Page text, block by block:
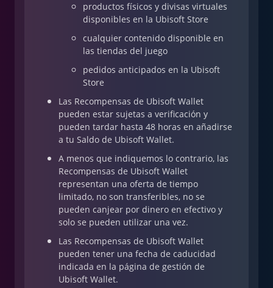
productos físicos y divisas virtuales
disponibles en la Ubisoft Store
cualquier contenido disponible en
las tiendas del juego
pedidos anticipados en la Ubisoft
Store
Las Recompensas de Ubisoft Wallet
pueden estar sujetas a verificación y
pueden tardar hasta 48 horas en añadirse
a tu Saldo de Ubisoft Wallet.
A menos que indiquemos lo contrario, las
Recompensas de Ubisoft Wallet
representan una oferta de tiempo
limitado, no son transferibles, no se
pueden canjear por dinero en efectivo y
solo se pueden utilizar una vez.
Las Recompensas de Ubisoft Wallet
pueden tener una fecha de caducidad
indicada en la página de gestión de
Ubisoft Wallet.